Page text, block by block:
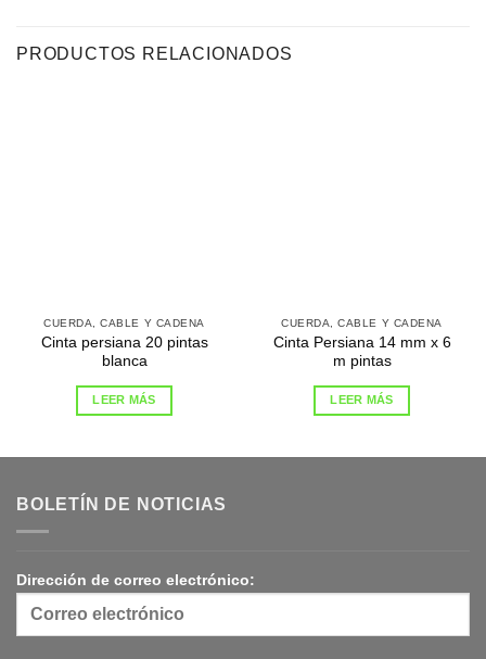
PRODUCTOS RELACIONADOS
CUERDA, CABLE Y CADENA
Cinta persiana 20 pintas
blanca
LEER MÁS
CUERDA, CABLE Y CADENA
Cinta Persiana 14 mm x 6
m pintas
LEER MÁS
BOLETÍN DE NOTICIAS
Dirección de correo electrónico: